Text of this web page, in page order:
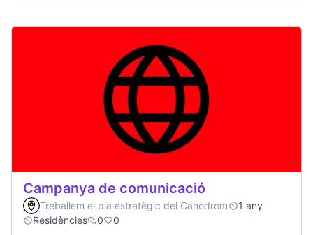
Campanya de comunicació
Treballem el pla estratègic del Canòdrom
1 any
Residències
0 0